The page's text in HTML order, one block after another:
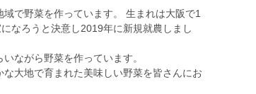
で野菜を作っています。 生まれは大阪で1
なろうと決意し2019年に新規就農しまし
ながら野菜を作っています。
大地で育まれた美味しい野菜を皆さんにお